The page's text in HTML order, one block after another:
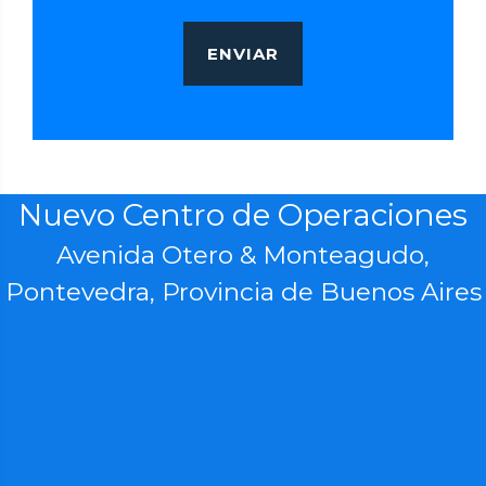
ENVIAR
Nuevo Centro de Operaciones
Avenida Otero & Monteagudo,
Pontevedra, Provincia de Buenos Aires